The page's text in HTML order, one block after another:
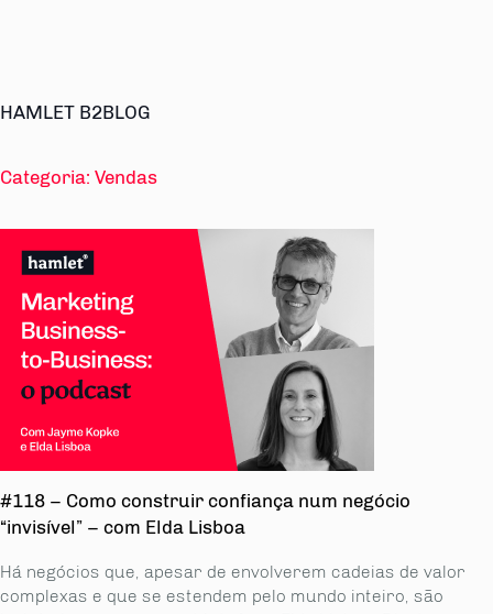
HAMLET B2BLOG
Categoria: Vendas
#118 – Como construir confiança num negócio
“invisível” – com Elda Lisboa
Há negócios que, apesar de envolverem cadeias de valor
complexas e que se estendem pelo mundo inteiro, são